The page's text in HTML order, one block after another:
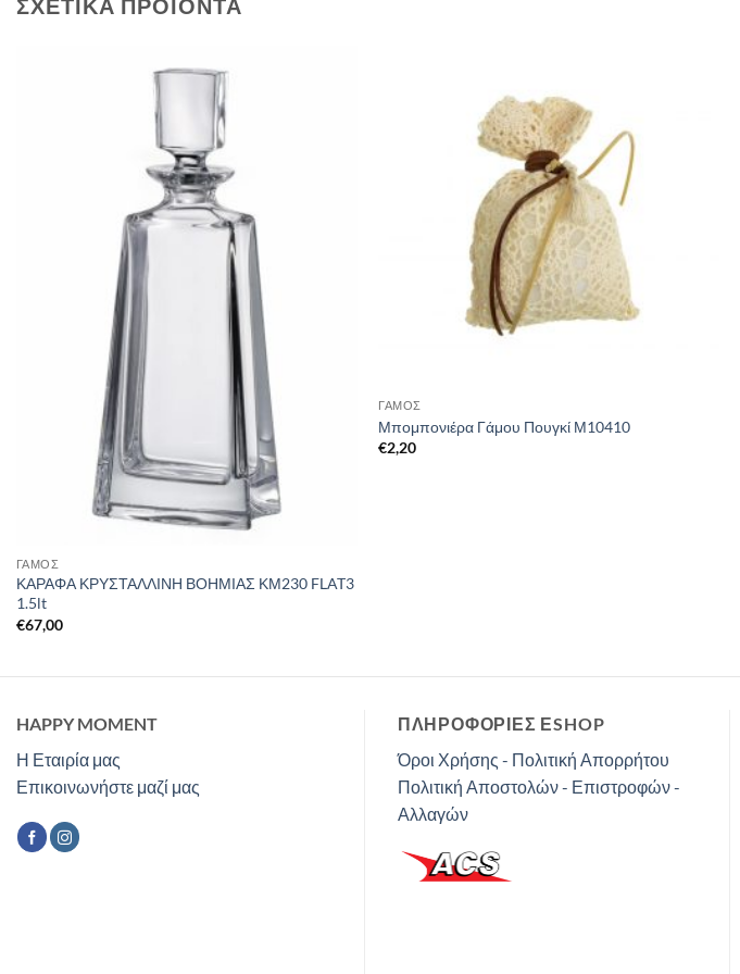
ΣΧΕΤΙΚΆ ΠΡΟΪΌΝΤΑ
ΓΑΜΟΣ
ΚΑΡΑΦΑ ΚΡΥΣΤΑΛΛΙΝΗ ΒΟΗΜΙΑΣ ΚΜ230 FLAT3
1.5lt
€67,00
ΓΑΜΟΣ
Μπομπονιέρα Γάμου Πουγκί Μ10410
€2,20
HAPPY MOMENT
Η Εταιρία μας
Επικοινωνήστε μαζί μας
ΠΛΗΡΟΦΟΡΙΕΣ ΕSHOP
Όροι Χρήσης - Πολιτική Απορρήτου
Πολιτική Αποστολών - Επιστροφών -
Αλλαγών